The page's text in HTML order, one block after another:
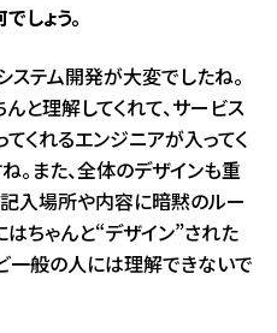
しょう。
テム開発が大変でしたね。
と理解してくれて、サービス
くれるエンジニアが入ってく
。また、全体のデザインも重
入場所や内容に暗黙のルー
ちゃんと“デザイン”された
一般の人には理解できないで